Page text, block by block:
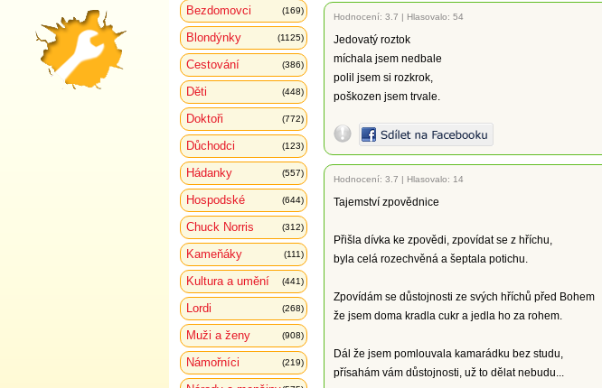
Bezdomovci (169)
Blondýnky (1125)
Cestování (386)
Děti (448)
Doktoři (772)
Důchodci (123)
Hádanky (557)
Hospodské (644)
Chuck Norris (312)
Kameňáky (111)
Kultura a umění (441)
Lordi (268)
Muži a ženy (908)
Námořníci (219)
Hodnocení: 3.7 | Hlasovalo: 54
Jedovatý roztok
míchala jsem nedbale
polil jsem si rozkrok,
poškozen jsem trvale.
Hodnocení: 3.7 | Hlasovalo: 14
Tajemství zpovědnice
Přišla dívka ke zpovědi, zpovídat se z hříchu,
byla celá rozechvěná a šeptala potichu.
Zpovídám se důstojnosti ze svých hříchů před Bohem
že jsem doma kradla cukr a jedla ho za rohem.
Dál že jsem pomlouvala kamarádku bez studu,
přísahám vám důstojnosti, už to dělat nebudu...